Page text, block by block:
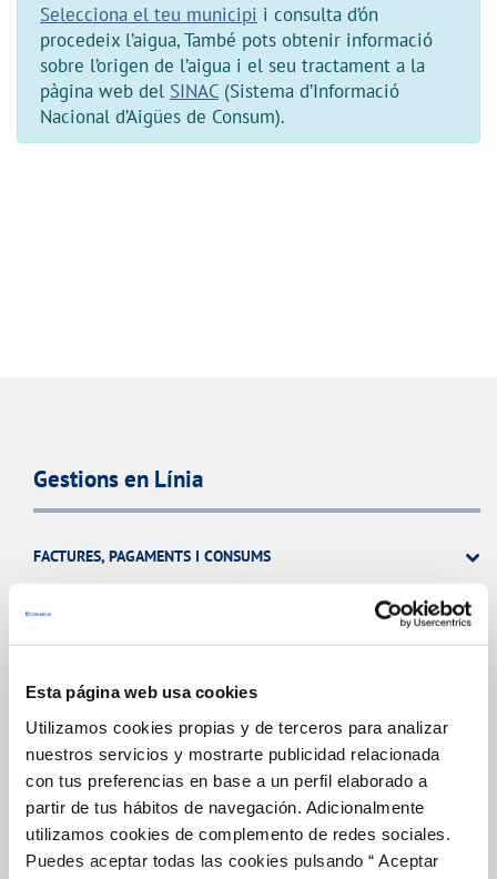
Esta página web usa cookies
Utilizamos cookies propias y de terceros para analizar
nuestros servicios y mostrarte publicidad relacionada
con tus preferencias en base a un perfil elaborado a
partir de tus hábitos de navegación. Adicionalmente
utilizamos cookies de complemento de redes sociales.
Puedes aceptar todas las cookies pulsando “ Aceptar
Selecciona el teu municipi i consulta d’ón
procedeix l’aigua, També pots obtenir informació
sobre l’origen de l’aigua i el seu tractament a la
pàgina web del SINAC (Sistema d’Informació
Nacional d’Aigües de Consum).
Gestions en Línia
FACTURES, PAGAMENTS I CONSUMS
ALTRES GESTIONS
TOTES LES GESTIONS
El Teu Servei